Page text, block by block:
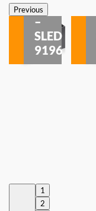
PreviousSobrepor
–
SLED
9196
1
2